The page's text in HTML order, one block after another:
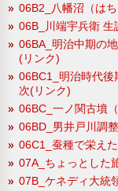
06B2_八幡沼（は
06B_川端宇兵衛
06BA_明治中期の
(リンク)
06BC1_明治時代後
次(リンク)
06BC_一ノ関古墳
06BD_男井戸川調
06C1_蚕種で栄え
07A_ちょっとした
07B_ケネディ大統